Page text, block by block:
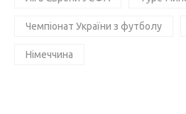
Чемпіонат України з футболу
Німеччина